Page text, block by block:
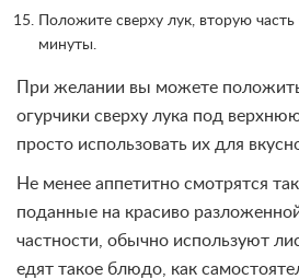
Положите сверху лук, вторую
минуты.
При желании вы можете
огурчики сверху лука под
просто использовать их для
Не менее аппетитно смотрятся
поданные на красиво
частности, обычно используют
едят такое блюдо, как